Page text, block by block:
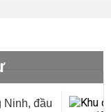
Ninh, đầu